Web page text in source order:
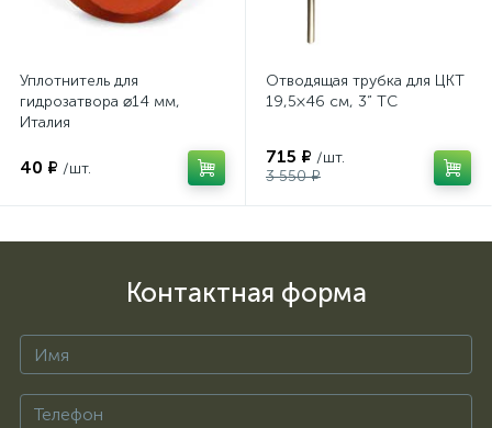
Уплотнитель для
гидрозатвора ⌀14 мм,
Италия
40 ₽ /шт.
Отводящая трубка для ЦКТ
19,5×46 см, 3” TC
715 ₽ /шт.
3 550 ₽
Контактная форма